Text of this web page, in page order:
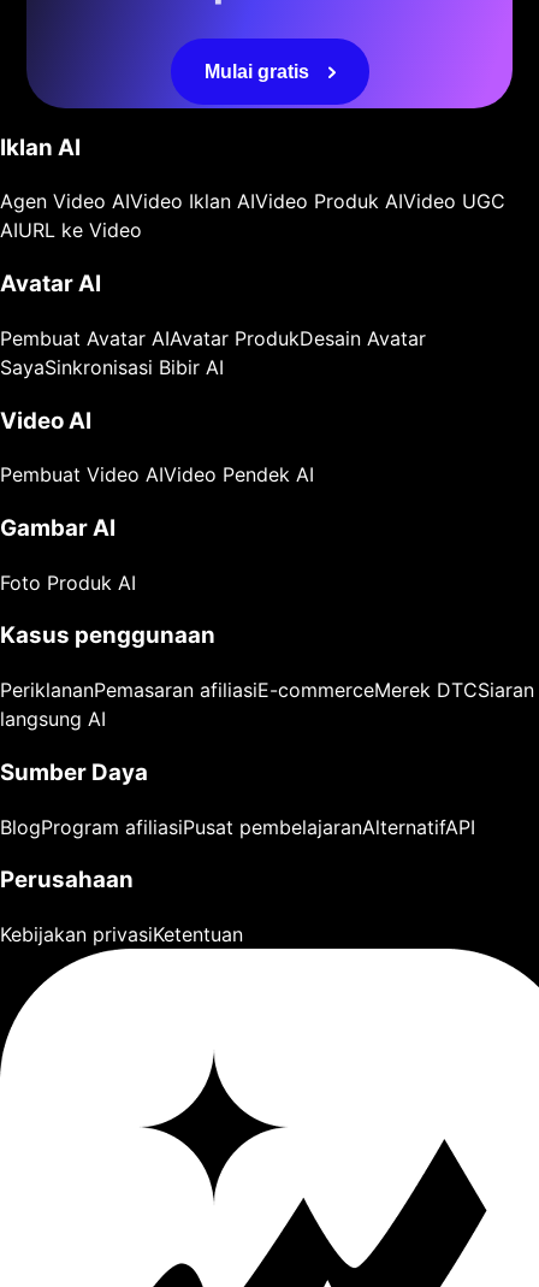
Mulai gratis
Iklan AI
Agen Video AIVideo Iklan AIVideo Produk AIVideo UGC
AIURL ke Video
Avatar AI
Pembuat Avatar AIAvatar ProdukDesain Avatar
SayaSinkronisasi Bibir AI
Video AI
Pembuat Video AIVideo Pendek AI
Gambar AI
Foto Produk AI
Kasus penggunaan
PeriklananPemasaran afiliasiE-commerceMerek DTCSiaran
langsung AI
Sumber Daya
BlogProgram afiliasiPusat pembelajaranAlternatifAPI
Perusahaan
Kebijakan privasiKetentuan